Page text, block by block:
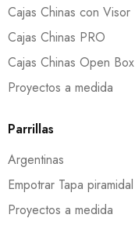
Cajas Chinas con Visor
Cajas Chinas PRO
Cajas Chinas Open Box
Proyectos a medida
Parrillas
Argentinas
Empotrar Tapa piramidal
Proyectos a medida